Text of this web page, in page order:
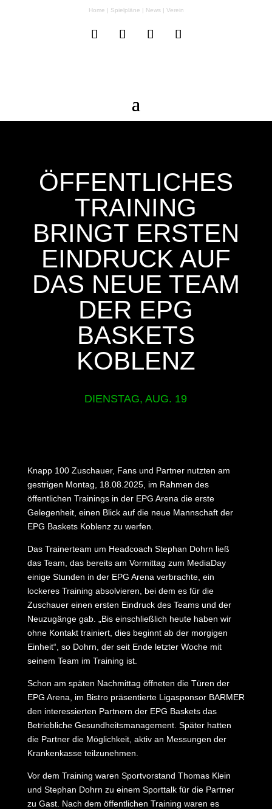
Home | Spielpläne | News| Verein
ÖFFENTLICHES
TRAINING
BRINGT ERSTEN
EINDRUCK AUF
DAS NEUE TEAM
DER EPG
BASKETS
KOBLENZ
DIENSTAG, AUG. 19
Knapp 100 Zuschauer, Fans und Partner nutzten am
gestrigen Montag, 18.08.2025, im Rahmen des
öffentlichen Trainings in der EPG Arena die erste
Gelegenheit, einen Blick auf die neue Mannschaft der
EPG Baskets Koblenz zu werfen.
Das Trainerteam um Headcoach Stephan Dohrn ließ
das Team, das bereits am Vormittag zum MediaDay
einige Stunden in der EPG Arena verbrachte, ein
lockeres Training absolvieren, bei dem es für die
Zuschauer einen ersten Eindruck des Teams und der
Neuzugänge gab. „Bis einschließlich heute haben wir
ohne Kontakt trainiert, dies beginnt ab der morgigen
Einheit“, so Dohrn, der seit Ende letzter Woche mit
seinem Team im Training ist.
Schon am späten Nachmittag öffneten die Türen der
EPG Arena, im Bistro präsentierte Ligasponsor BARMER
den interessierten Partnern der EPG Baskets das
Betriebliche Gesundheitsmanagement. Später hatten
die Partner die Möglichkeit, aktiv an Messungen der
Krankenkasse teilzunehmen.
Vor dem Training waren Sportvorstand Thomas Klein
und Stephan Dohrn zu einem Sporttalk für die Partner
zu Gast. Nach dem öffentlichen Training waren es